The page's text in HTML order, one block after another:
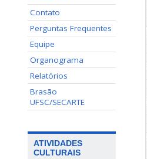
Contato
Perguntas Frequentes
Equipe
Organograma
Relatórios
Brasão
UFSC/SECARTE
ATIVIDADES
CULTURAIS